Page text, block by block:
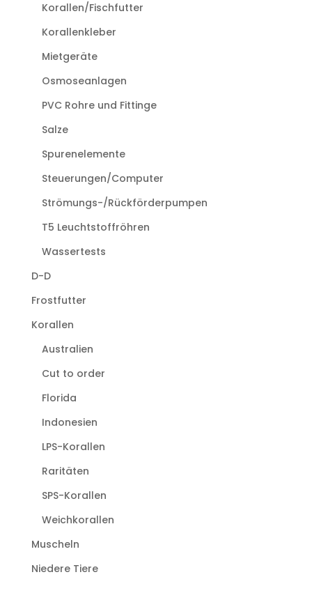
Korallen/Fischfutter
Korallenkleber
Mietgeräte
Osmoseanlagen
PVC Rohre und Fittinge
Salze
Spurenelemente
Steuerungen/Computer
Strömungs-/Rückförderpumpen
T5 Leuchtstoffröhren
Wassertests
D-D
Frostfutter
Korallen
Australien
Cut to order
Florida
Indonesien
LPS-Korallen
Raritäten
SPS-Korallen
Weichkorallen
Muscheln
Niedere Tiere